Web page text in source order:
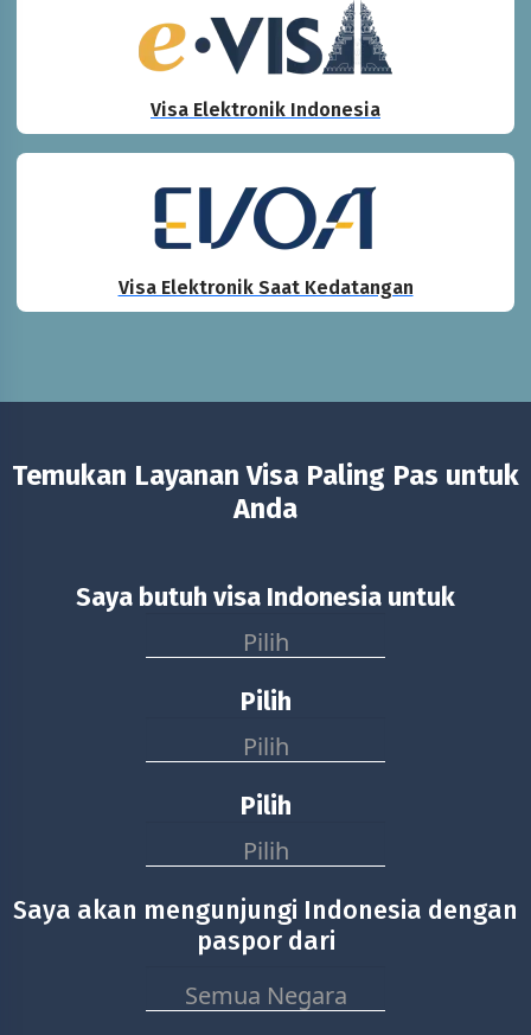
Visa Elektronik Indonesia
Visa Elektronik Saat Kedatangan
Temukan Layanan Visa Paling Pas untuk
Anda
Saya butuh visa Indonesia untuk
Pilih
Pilih
Pilih
Pilih
Pilih
Saya akan mengunjungi Indonesia dengan
paspor dari
Semua Negara